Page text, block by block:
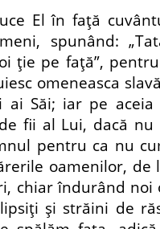
El în faţă
spunând:
ţie pe faţă”,
omeneasca
ai Săi; iar pe
fii al Lui, dacă nu
pentru ca nu
oamenilor,
chiar îndurând noi
şi străini de